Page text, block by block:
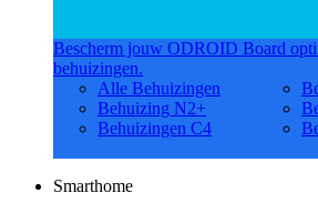
Bescherm jouw ODROID Board
behuizingen.
Alle Behuizingen
Behuizing N2+
Behuizingen C4
Smarthome